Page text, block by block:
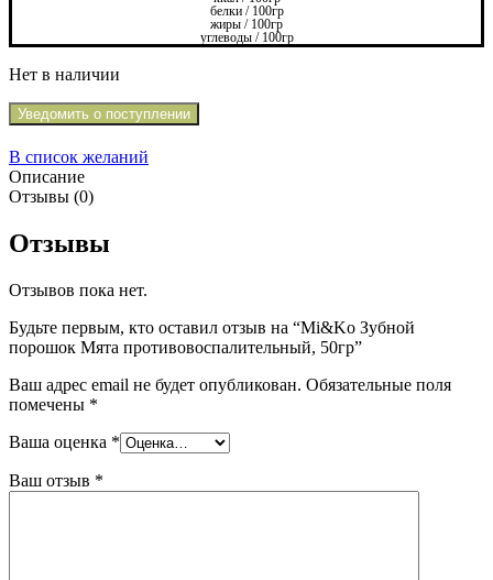
белки / 100гр
жиры / 100гр
углеводы / 100гр
Нет в наличии
Уведомить о поступлении
В список желаний
Описание
Отзывы (0)
Отзывы
Отзывов пока нет.
Будьте первым, кто оставил отзыв на “Mi&Ko Зубной
порошок Мята противовоспалительный, 50гр”
Ваш адрес email не будет опубликован. Обязательные поля
помечены *
Ваша оценка *
Ваш отзыв *